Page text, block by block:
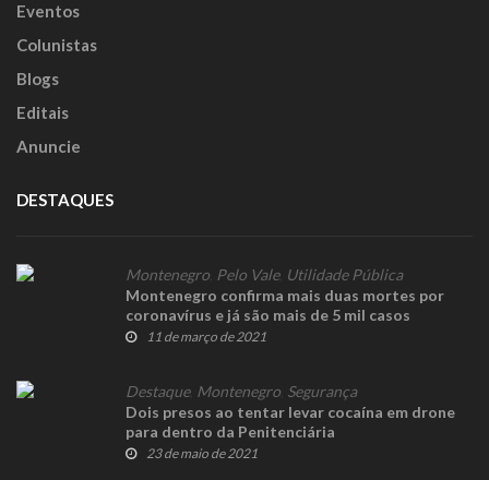
Eventos
Colunistas
Blogs
Editais
Anuncie
DESTAQUES
Montenegro Pelo Vale, Utilidade Pública
Montenegro confirma mais duas mortes por
coronavírus e já são mais de 5 mil casos
confirmados
11 de março de 2021
Destaque, Montenegro Segurança
Dois presos ao tentar levar cocaína em drone
para dentro da Penitenciária
23 de maio de 2021